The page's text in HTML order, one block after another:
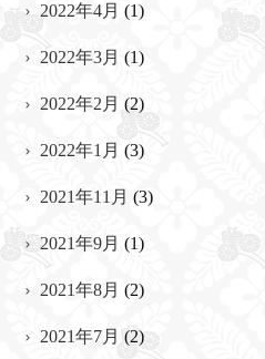
2022年4月 (1)
2022年3月 (1)
2022年2月 (2)
2022年1月 (3)
2021年11月 (3)
2021年9月 (1)
2021年8月 (2)
2021年7月 (2)